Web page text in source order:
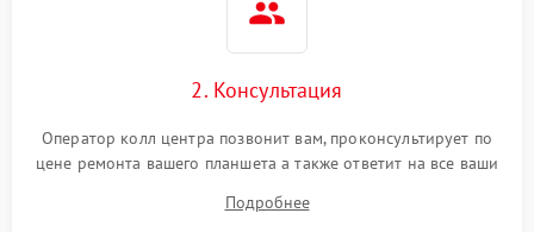
2. Консультация
Оператор колл центра позвонит вам, проконсультирует по
цене ремонта вашего планшета а также ответит на все ваши
Подробнее